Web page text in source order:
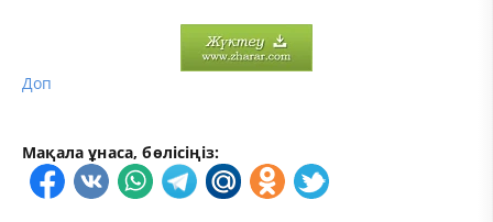
Доп
Мақала ұнаса, бөлісіңіз: